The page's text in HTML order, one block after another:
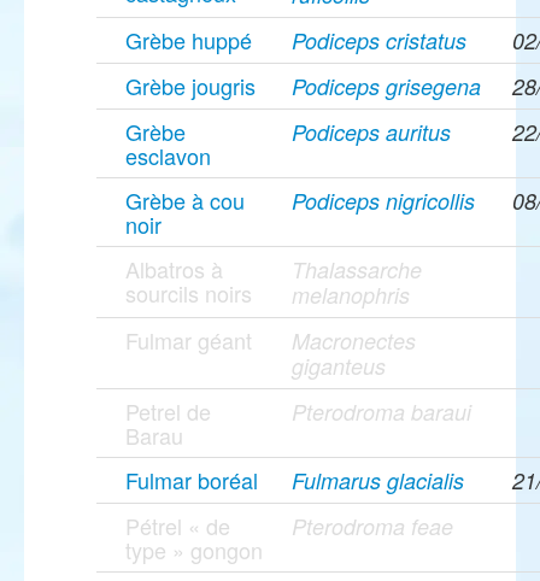
Grèbe huppé Podiceps cristatus
Grèbe jougris Podiceps grisegena
Grèbe
esclavon
Podiceps auritus
Grèbe à cou
noir
Podiceps nigricollis
Albatros à
sourcils noirs
Thalassarche
melanophris
Fulmar géant
Macronectes
giganteus
Petrel de
Barau
Pterodroma baraui
Fulmar boréal Fulmarus glacialis
Pétrel « de
type » gongon
Pterodroma feae